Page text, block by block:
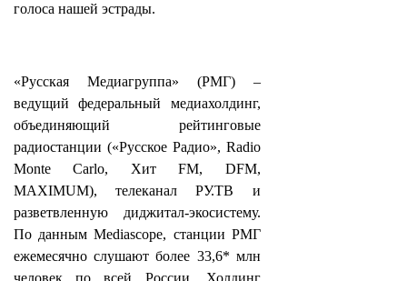
голоса нашей эстрады.
«Русская Медиагруппа» (РМГ) –
ведущий федеральный медиахолдинг,
объединяющий рейтинговые
радиостанции («Русское Радио», Radio
Monte Carlo, Хит FM, DFM,
MAXIMUM), телеканал РУ.ТВ и
разветвленную диджитал-экосистему.
По данным Mediascope, станции РМГ
ежемесячно слушают более 33,6* млн
человек по всей России. Холдинг